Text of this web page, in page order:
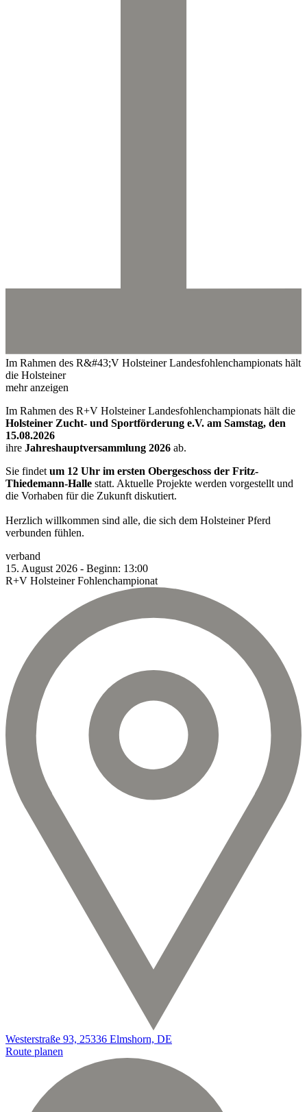
Im Rahmen des R&#43;V Holsteiner Landesfohlenchampionats hält
die Holsteiner
mehr anzeigen
Im Rahmen des R+V Holsteiner Landesfohlenchampionats hält die
Holsteiner Zucht- und Sportförderung e.V. am Samstag, den
15.08.2026
ihre Jahreshauptversammlung 2026 ab.
Sie findet um 12 Uhr im ersten Obergeschoss der Fritz-
Thiedemann-Halle statt. Aktuelle Projekte werden vorgestellt und
die Vorhaben für die Zukunft diskutiert.
Herzlich willkommen sind alle, die sich dem Holsteiner Pferd
verbunden fühlen.
verband
15. August 2026 - Beginn: 13:00
R+V Holsteiner Fohlenchampionat
Westerstraße 93, 25336 Elmshorn, DE
Route planen